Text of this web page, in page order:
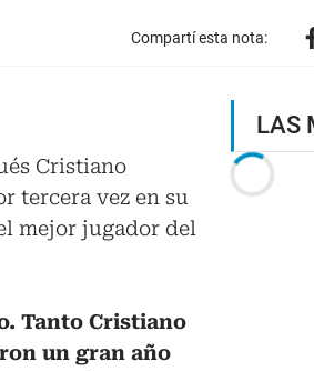
Compartí esta nota:
Cristiano
tercera vez en su
mejor jugador del
Tanto Cristiano
un gran año
LAS